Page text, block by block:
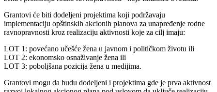
Grantovi će biti dodeljeni projektima koji podržavaju
implementaciju opštinskih akcionih planova za unapređenje rodne
ravnopravnosti kroz realizaciju aktivnosti koje za cilj imaju:
LOT 1: povećano učešće žena u javnom i političkom životu ili
LOT 2: ekonomsko osnaživanje žena ili
LOT 3: poboljšana pozicija žena u medijima.
Grantovi mogu da budu dodeljeni i projektima gde je prva aktivnost